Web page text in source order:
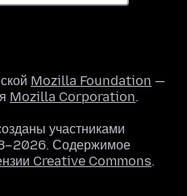
Mozilla Foundation —
Mozilla Corporation.
участниками
Содержимое
Creative Commons.